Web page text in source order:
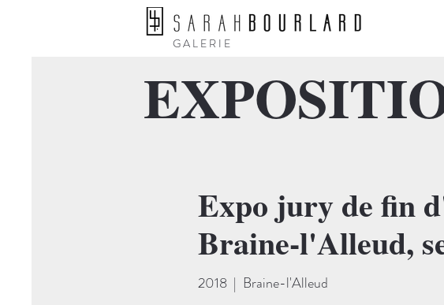
G A L E R I E
Expo jury de fin
Braine-l'Alleud,
2018
  |
Braine-l'Alleud